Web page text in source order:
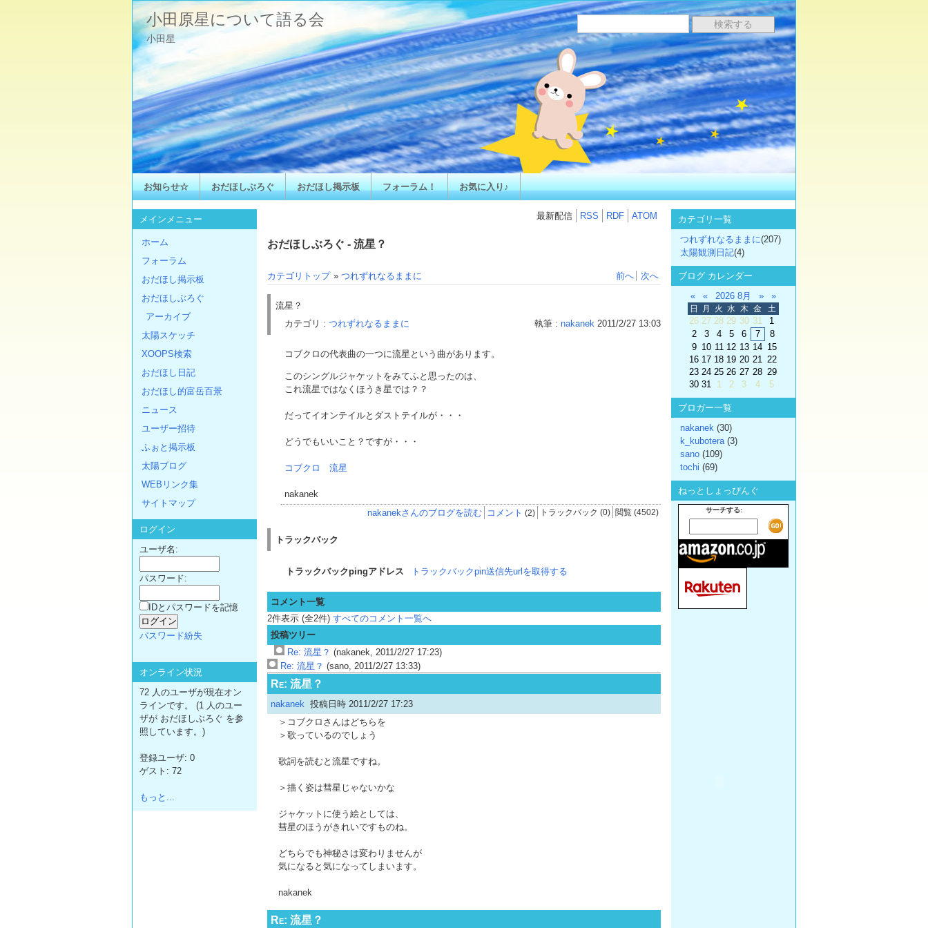
小田原星について語る会
小田星
お知らせ☆ おだほしぶろぐ おだほし掲示板 フォーラム！ お気に入り♪
最新配信 RSS RDF ATOM
おだほしぶろぐ - 流星？
カテゴリトップ »つれずれなるままに 前へ 次へ
流星？
カテゴリ : つれずれなるままに 執筆 : nakanek 2011/2/27 13:03
コブクロの代表曲の一つに流星という曲があります。
このシングルジャケットをみてふと思ったのは、
これ流星ではなくほうき星では？？
だってイオンテイルとダストテイルが・・・
どうでもいいこと？ですが・・・
コブクロ 流星
nakanek
nakanekさんのブログを読む
コメント (2) トラックバック (0) 閲覧 (4502)
トラックバック
トラックバックpingアドレス トラックバックpin送信先urlを取得する
コメント一覧
2件表示 (全2件) すべてのコメント一覧へ
投稿ツリー
Re: 流星？ (nakanek, 2011/2/27 17:23)
Re: 流星？ (sano, 2011/2/27 13:33)
Re: 流星？
nakanek 投稿日時 2011/2/27 17:23
＞コブクロさんはどちらを
＞歌っているのでしょう
歌詞を読むと流星ですね。
＞描く姿は彗星じゃないかな
ジャケットに使う絵としては、
彗星のほうがきれいですものね。
どちらでも神秘さは変わりませんが
気になると気になってしまいます。
nakanek
Re: 流星？
メインメニュー
ホーム
フォーラム
おだほし掲示板
おだほしぶろぐ
アーカイブ
太陽スケッチ
XOOPS検索
おだほし日記
おだほし的富岳百景
ニュース
ユーザー招待
ふぉと掲示板
太陽ブログ
WEBリンク集
サイトマップ
ログイン
ユーザ名:
パスワード:
IDとパスワードを記憶
パスワード紛失
オンライン状況
72 人のユーザが現在オン
ラインです。 (1 人のユー
ザが おだほしぶろぐ を参
照しています。)
登録ユーザ: 0
ゲスト: 72
もっと...
カテゴリ一覧
つれずれなるままに(207)
太陽観測日記(4)
ブログ カレンダー
«
« 2026 8月 » »
日 月 火 水 木 金 土
26 27 28 29 30 31
1
2
3 4 5 6 7
8
9 10 11 12 13 14 15
16 17 18 19 20 21 22
23 24 25 26 27 28 29
30 31 1 2 3 4 5
ブロガー一覧
nakanek (30)
k_kubotera(3)
sano (109)
tochi (69)
ねっとしょっぴんぐ
サーチする: